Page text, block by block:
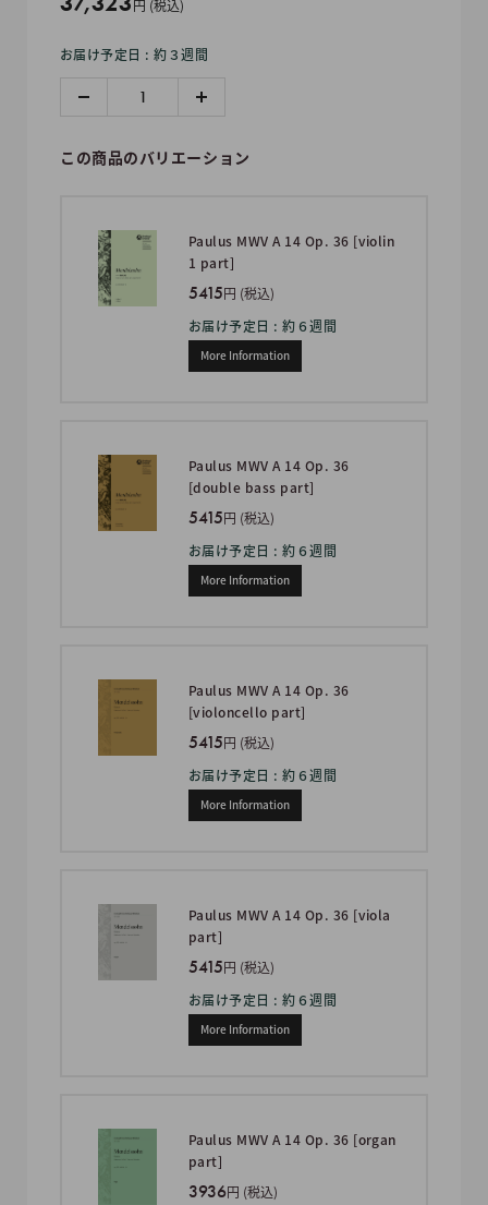
価
格
円 (税込)
お届け予定日 : 約３週間
この商品のバリエーション
Paulus MWV A 14 Op. 36 [violin
1 part]
5415円 (税込)
お届け予定日 : 約６週間
More Information
Paulus MWV A 14 Op. 36
[double bass part]
5415円 (税込)
お届け予定日 : 約６週間
More Information
Paulus MWV A 14 Op. 36
[violoncello part]
5415円 (税込)
お届け予定日 : 約６週間
More Information
Paulus MWV A 14 Op. 36 [viola
part]
5415円 (税込)
お届け予定日 : 約６週間
More Information
Paulus MWV A 14 Op. 36 [organ
part]
3936円 (税込)